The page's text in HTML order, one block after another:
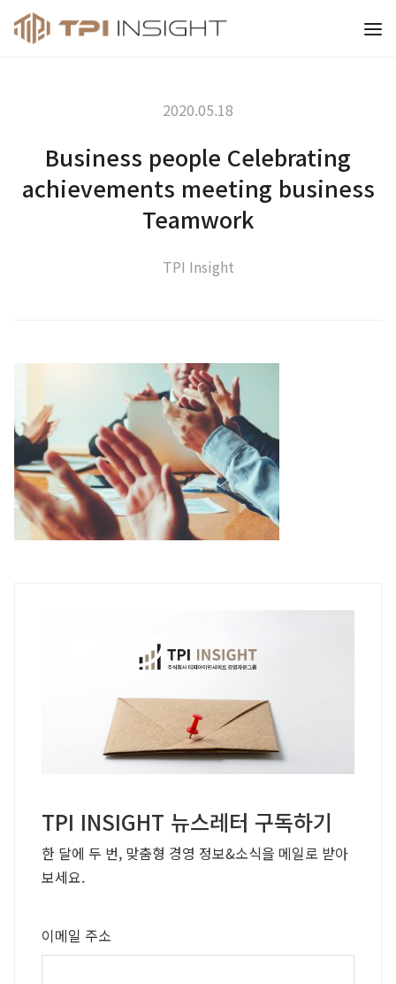
티피아이 인사이트
2020.05.18
Business people Celebrating
achievements meeting business
Teamwork
TPI Insight
TPI INSIGHT 뉴스레터 구독하기
한 달에 두 번, 맞춤형 경영 정보&소식을 메일로 받아
보세요.
이메일 주소